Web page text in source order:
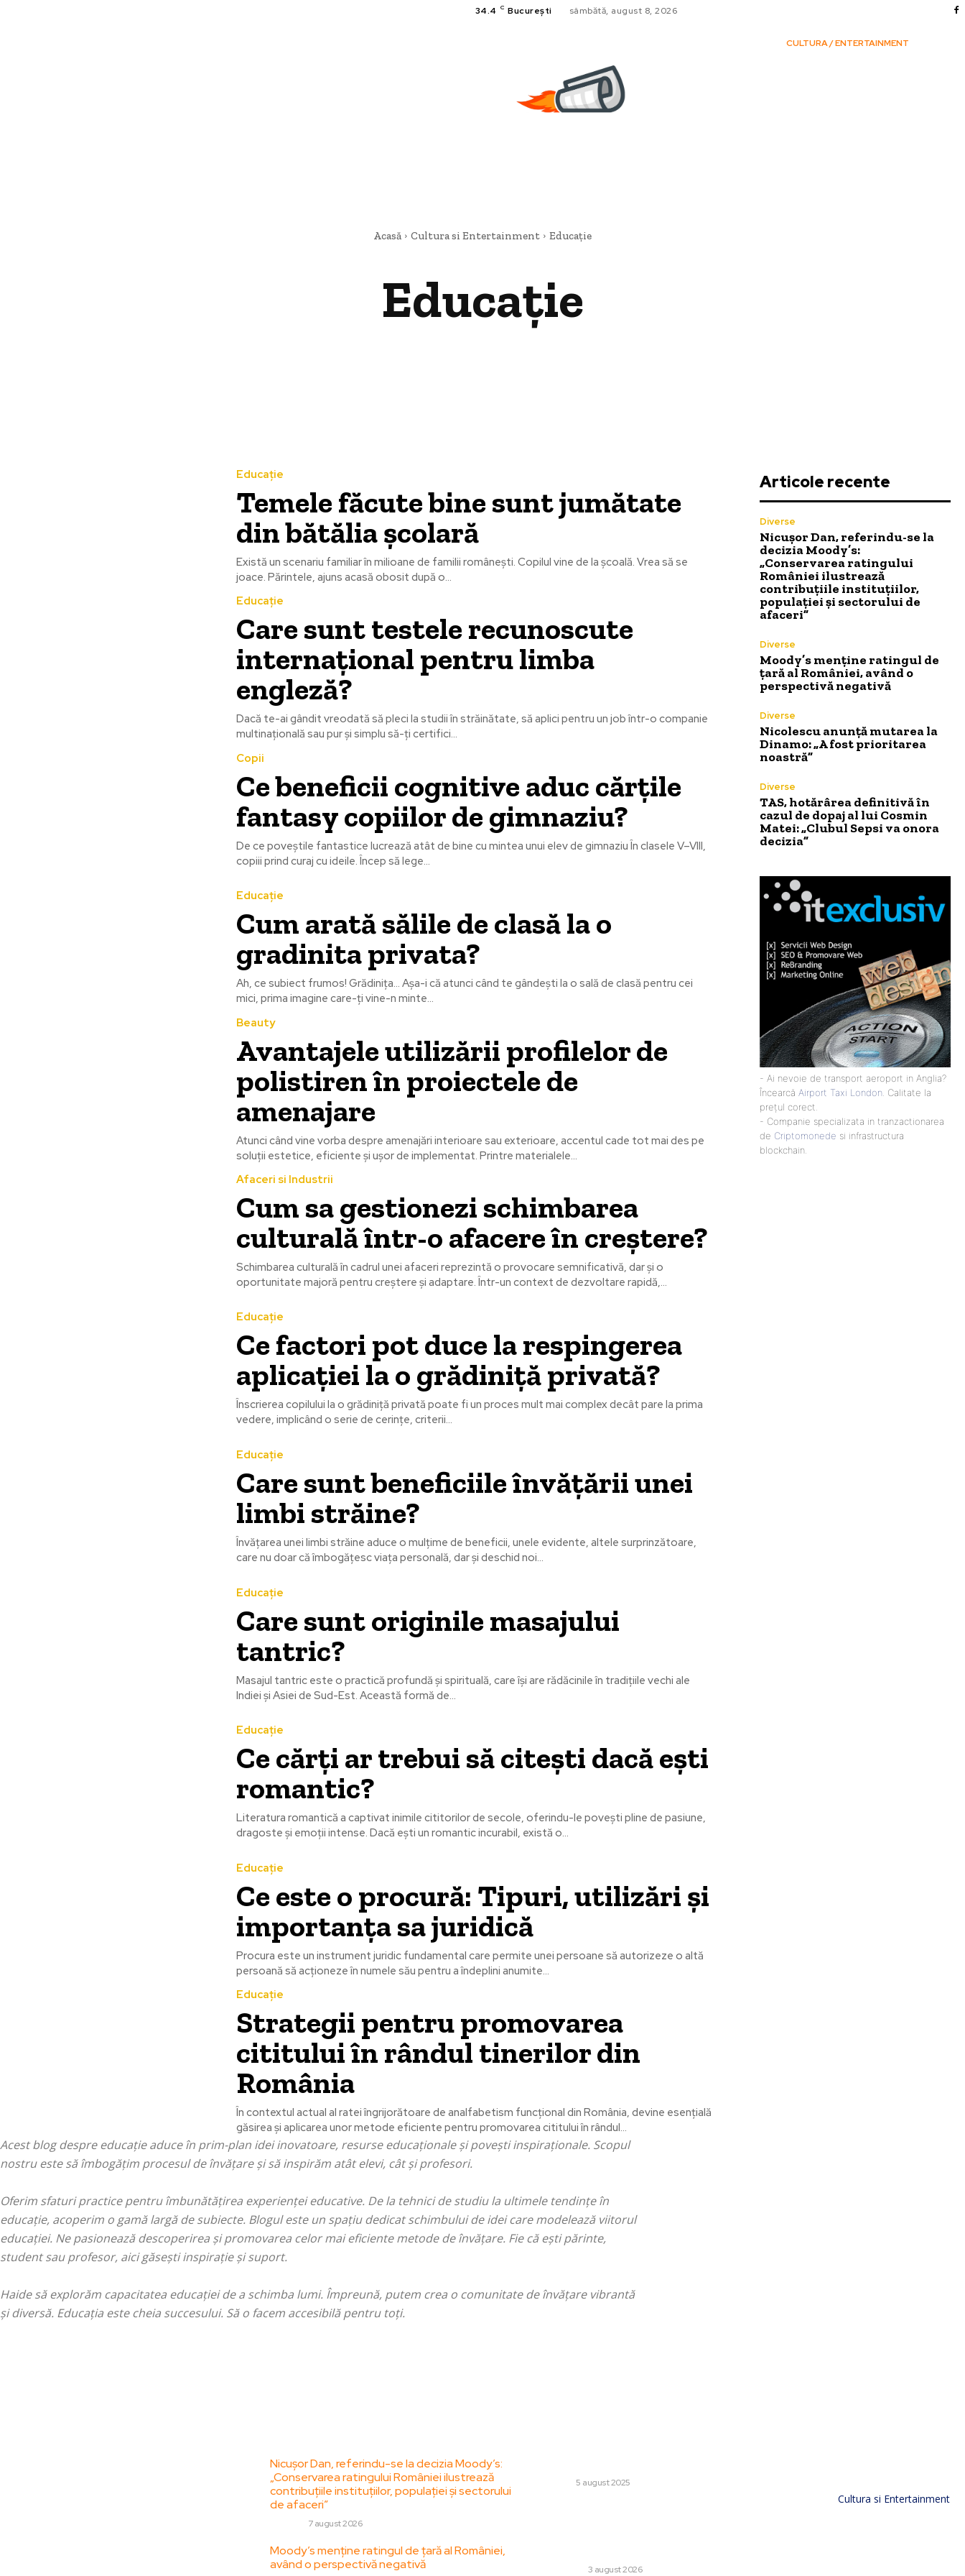
34.4 C București sâmbătă, august 8, 2026
CULTURA / ENTERTAINMENT
Acasă Cultura si Entertainment Educație
Educație
Educație
Temele făcute bine sunt jumătate
din bătălia școlară
Există un scenariu familiar în milioane de familii românești. Copilul vine de la școală. Vrea să se
joace. Părintele, ajuns acasă obosit după o...
Educație
Care sunt testele recunoscute
internațional pentru limba
engleză?
Dacă te-ai gândit vreodată să pleci la studii în străinătate, să aplici pentru un job într-o companie
multinațională sau pur și simplu să-ți certifici...
Copii
Ce beneficii cognitive aduc cărțile
fantasy copiilor de gimnaziu?
De ce poveștile fantastice lucrează atât de bine cu mintea unui elev de gimnaziu În clasele V–VIII,
copiii prind curaj cu ideile. Încep să lege...
Educație
Cum arată sălile de clasă la o
gradinita privata?
Ah, ce subiect frumos! Grădinița... Așa-i că atunci când te gândești la o sală de clasă pentru cei
mici, prima imagine care-ți vine-n minte...
Beauty
Avantajele utilizării profilelor de
polistiren în proiectele de
amenajare
Atunci când vine vorba despre amenajări interioare sau exterioare, accentul cade tot mai des pe
soluții estetice, eficiente și ușor de implementat. Printre materialele...
Afaceri si Industrii
Cum sa gestionezi schimbarea
culturală într-o afacere în creștere?
Schimbarea culturală în cadrul unei afaceri reprezintă o provocare semnificativă, dar și o
oportunitate majoră pentru creștere și adaptare. Într-un context de dezvoltare rapidă,...
Educație
Ce factori pot duce la respingerea
aplicației la o grădiniță privată?
Înscrierea copilului la o grădiniță privată poate fi un proces mult mai complex decât pare la prima
vedere, implicând o serie de cerințe, criterii...
Educație
Care sunt beneficiile învățării unei
limbi străine?
Învățarea unei limbi străine aduce o mulțime de beneficii, unele evidente, altele surprinzătoare,
care nu doar că îmbogățesc viața personală, dar și deschid noi...
Educație
Care sunt originile masajului
tantric?
Masajul tantric este o practică profundă și spirituală, care își are rădăcinile în tradițiile vechi ale
Indiei și Asiei de Sud-Est. Această formă de...
Educație
Ce cărți ar trebui să citești dacă ești
romantic?
Literatura romantică a captivat inimile cititorilor de secole, oferindu-le povești pline de pasiune,
dragoste și emoții intense. Dacă ești un romantic incurabil, există o...
Educație
Ce este o procură: Tipuri, utilizări și
importanța sa juridică
Procura este un instrument juridic fundamental care permite unei persoane să autorizeze o altă
persoană să acționeze în numele său pentru a îndeplini anumite...
Educație
Strategii pentru promovarea
cititului în rândul tinerilor din
România
În contextul actual al ratei îngrijorătoare de analfabetism funcțional din România, devine esențială
găsirea și aplicarea unor metode eficiente pentru promovarea cititului în rândul...
Acest blog despre educație aduce în prim-plan idei inovatoare, resurse educaționale și povești inspiraționale. Scopul
nostru este să îmbogățim procesul de învățare și să inspirăm atât elevi, cât și profesori.
Oferim sfaturi practice pentru îmbunătățirea experienței educative. De la tehnici de studiu la ultimele tendințe în
educație, acoperim o gamă largă de subiecte. Blogul este un spațiu dedicat schimbului de idei care modelează viitorul
educației. Ne pasionează descoperirea și promovarea celor mai eficiente metode de învățare. Fie că ești părinte,
student sau profesor, aici găsești inspirație și suport.
Haide să explorăm capacitatea educației de a schimba lumi. Împreună, putem crea o comunitate de învățare vibrantă
și diversă. Educația este cheia succesului. Să o facem accesibilă pentru toți.
Articole recente
Diverse
Nicușor Dan, referindu-se la
decizia Moody’s:
„Conservarea ratingului
României ilustrează
contribuțiile instituțiilor,
populației și sectorului de
afaceri”
Diverse
Moody’s menține ratingul de
țară al României, având o
perspectivă negativă
Diverse
Nicolescu anunță mutarea la
Dinamo: „A fost prioritarea
noastră”
Diverse
TAS, hotărârea definitivă în
cazul de dopaj al lui Cosmin
Matei: „Clubul Sepsi va onora
decizia”
- Ai nevoie de transport aeroport in Anglia?
Încearcă Airport Taxi London . Calitate la
prețul corect.
- Companie specializata in tranzactionarea
de Criptomonede si infrastructura
blockchain.
Nicușor Dan, referindu-se la decizia Moody’s:
„Conservarea ratingului României ilustrează
contribuțiile instituțiilor, populației și sectorului
de afaceri”
7 august 2026
Moody’s menține ratingul de țară al României,
având o perspectivă negativă
5 august 2025
3 august 2026
Cultura si Entertainment